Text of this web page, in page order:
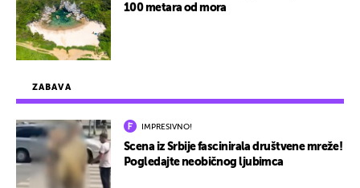
ZABAVA
IMPRESIVNO!
Scena iz Srbije fascinirala društvene mreže!
Pogledajte neobičnog ljubimca
100 metara od mora